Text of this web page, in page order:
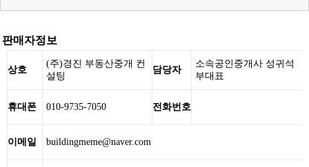
판매자정보
상호
(주)경진 부동산중개 컨
설팅
담당자
소속공인중개사 성귀석
부대표
휴대폰 010-9735-7050 전화번호
이메일 buildingmeme@naver.com